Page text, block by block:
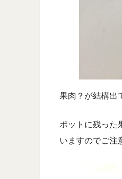
果肉？が結構出
ポットに残った
いますのでご注